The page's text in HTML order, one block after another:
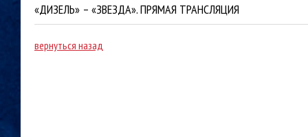
«ДИЗЕЛЬ» – «ЗВЕЗДА». ПРЯМАЯ ТРАНСЛЯЦИЯ
вернуться назад